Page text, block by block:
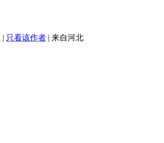
| 只看该作者 | 来自河北